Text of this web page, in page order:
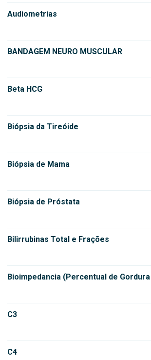
Audiometrias
BANDAGEM NEURO MUSCULAR
Beta HCG
Biópsia da Tireóide
Biópsia de Mama
Biópsia de Próstata
Bilirrubinas Total e Frações
Bioimpedancia (Percentual de
C3
C4